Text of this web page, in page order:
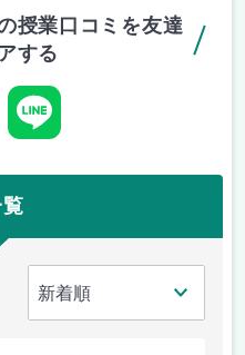
授業口コミを友達
する